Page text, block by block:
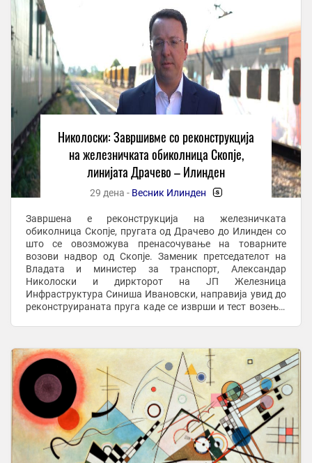
Николоски: Завршивме со реконструкција
на железничката обиколница Скопје,
линијата Драчево – Илинден
29 дена - Весник Илинден -
Завршена е реконструкција на железничката
обиколница Скопје, пругата од Драчево до Илинден со
што се овозможува пренасочување на товарните
возови надвор од Скопје. Заменик претседателот на
Владата и министер за транспорт, Александар
Николоски и диркторот на ЈП Железница
Инфраструктура Синиша Ивановски, направија увид до
реконструираната пруга каде се изврши и тест возење.